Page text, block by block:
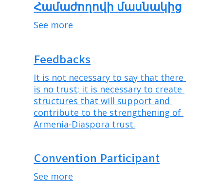
Համաժողովի մասնակից
See more
Feedbacks
It is not necessary to say that there
is no trust; it is necessary to create
structures that will support and
contribute to the strengthening of
Armenia-Diaspora trust.
Convention Participant
See more